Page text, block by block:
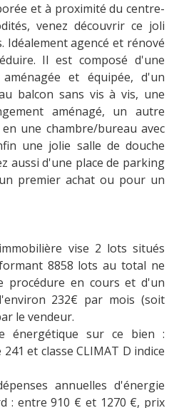
et à proximité du centre-
venez découvrir ce joli
Idéalement agencé et rénové
Il est composé d'une
et équipée, d'un
balcon sans vis à vis, une
aménagé, un autre
une chambre/bureau avec
une jolie salle de douche
aussi d'une place de parking
premier achat ou pour un
vise 2 lots situés
8858 lots au total ne
procédure en cours et d'un
232€ par mois (soit
le vendeur.
énergétique sur ce bien :
241 et classe CLIMAT D indice
annuelles d'énergie
: entre 910 € et 1270 €, prix